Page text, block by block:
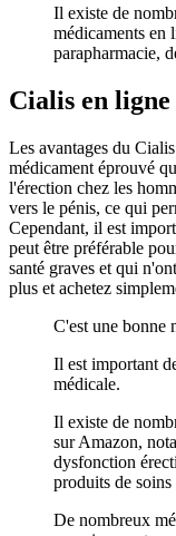
Il existe de
médicaments en
parapharmacie,
Cialis en
Les avantages du
médicament éprouvé
l'érection chez les
vers le pénis, ce qui
Cependant, il est
peut être préférable
santé graves et qui
plus et achetez
C'est une bonne
Il est important
médicale.
Il existe de
sur Amazon,
dysfonction
produits de soins
De nombreux